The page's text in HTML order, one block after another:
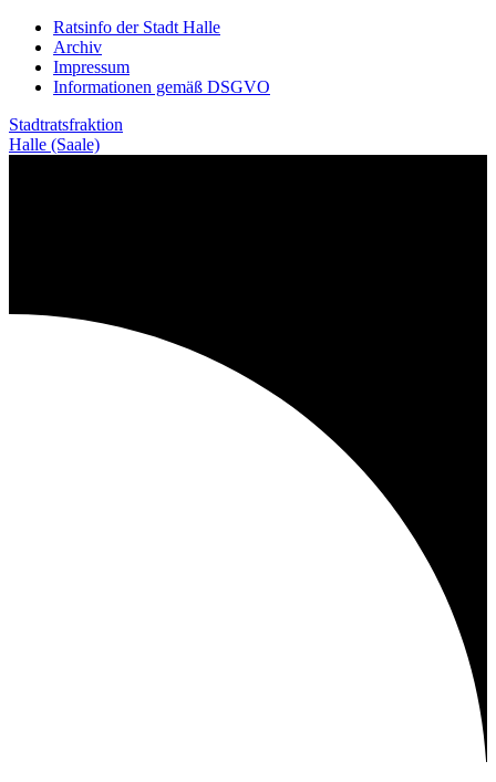
Weiter
zum
Inhalt
Ratsinfo der Stadt Halle
Archiv
Impressum
Informationen gemäß DSGVO
Stadtratsfraktion
Halle (Saale)